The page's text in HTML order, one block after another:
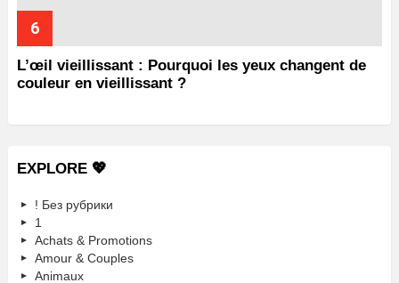
L’œil vieillissant : Pourquoi les yeux changent de
couleur en vieillissant ?
EXPLORE 💖
! Без рубрики
1
Achats & Promotions
Amour & Couples
Animaux